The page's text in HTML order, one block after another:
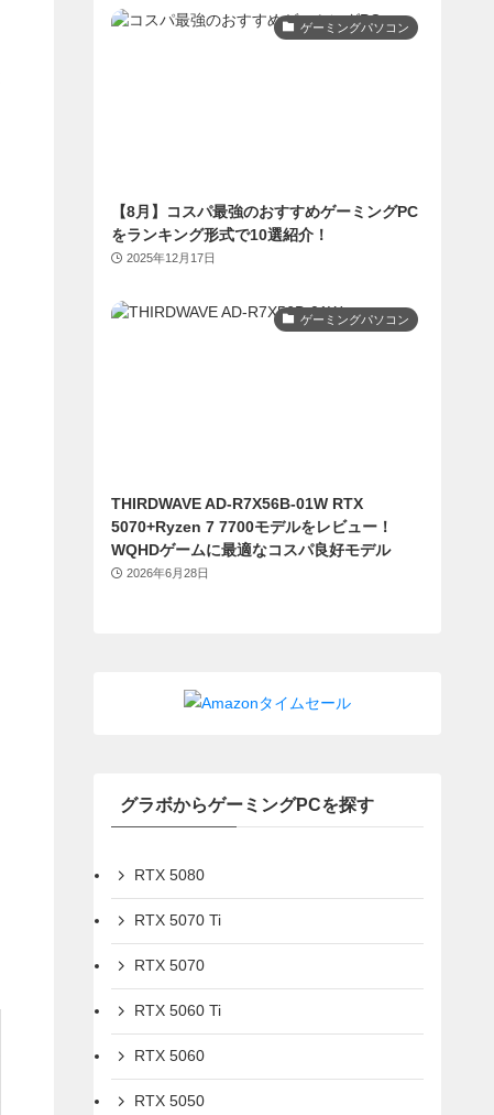
ゲーミングパソコン
【8月】コスパ最強のおすすめゲーミングPC
をランキング形式で10選紹介！
2025年12月17日
ゲーミングパソコン
THIRDWAVE AD-R7X56B-01W RTX
5070+Ryzen 7 7700モデルをレビュー！
WQHDゲームに最適なコスパ良好モデル
2026年6月28日
グラボからゲーミングPCを探す
RTX 5080
RTX 5070 Ti
RTX 5070
RTX 5060 Ti
RTX 5060
RTX 5050